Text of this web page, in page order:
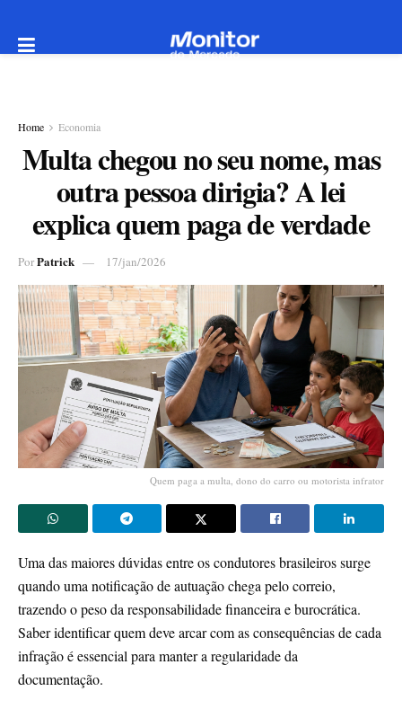
Home Economia
Multa chegou no seu nome, mas
outra pessoa dirigia? A lei
explica quem paga de verdade
PorPatrick 17/jan/2026
Quem paga a multa, dono do carro ou motorista infrator
Uma das maiores dúvidas entre os condutores brasileiros surge
quando uma notificação de autuação chega pelo correio,
trazendo o peso da responsabilidade financeira e burocrática.
Saber identificar quem deve arcar com as consequências de cada
infração é essencial para manter a regularidade da
documentação.